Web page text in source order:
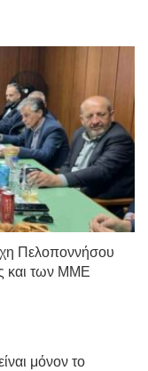
Πελοποννήσου
και των ΜΜΕ
μόνον το